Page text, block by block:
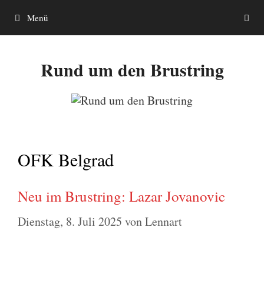
Inhalt
springen
Menü
Rund um den Brustring
OFK Belgrad
Neu im Brustring: Lazar Jovanovic
Dienstag, 8. Juli 2025 vonLennart